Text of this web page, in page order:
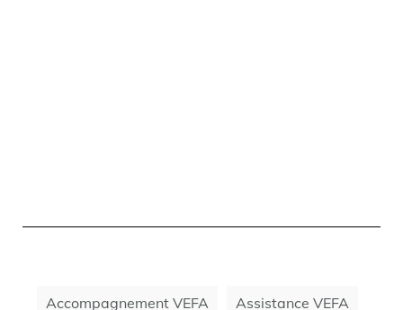
Accompagnement VEFA Assistance VEFA